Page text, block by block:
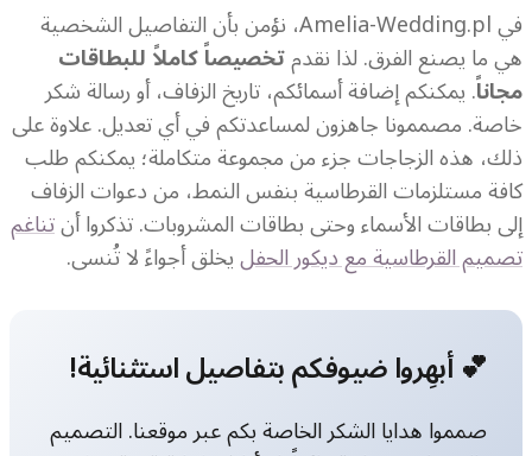
في Amelia-Wedding.pl، نؤمن بأن التفاصيل الشخصية
هي ما يصنع الفرق. لذا نقدمتخصيصاً كاملاً للبطاقات
مجاناً. يمكنكم إضافة أسمائكم، تاريخ الزفاف، أو رسالة شكر
خاصة. مصممونا جاهزون لمساعدتكم في أي تعديل. علاوة على
ذلك، هذه الزجاجات جزء من مجموعة متكاملة؛ يمكنكم طلب
كافة مستلزمات القرطاسية بنفس النمط، من دعوات الزفاف
إلى بطاقات الأسماء وحتى بطاقات المشروبات. تذكروا أنتناغم
تصميم القرطاسية مع ديكور الحفليخلق أجواءً لا تُنسى.
💕 أبهِروا ضيوفكم بتفاصيل استثنائية!
صمموا هدايا الشكر الخاصة بكم عبر موقعنا. التصميم